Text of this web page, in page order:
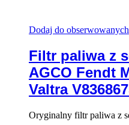
Dodaj do obserwowanych
Filtr paliwa z
AGCO Fendt
Valtra
Oryginalny filtr paliwa z